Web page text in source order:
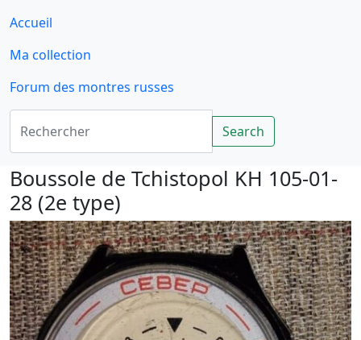
Accueil
Ma collection
Forum des montres russes
Rechercher
Search
Boussole de Tchistopol KH 105-01-
28 (2e type)